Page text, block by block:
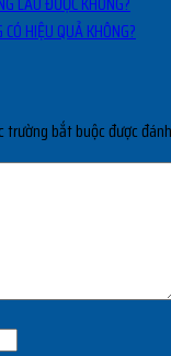
HIỆU QUẢ KHÔNG?
trường bắt buộc được